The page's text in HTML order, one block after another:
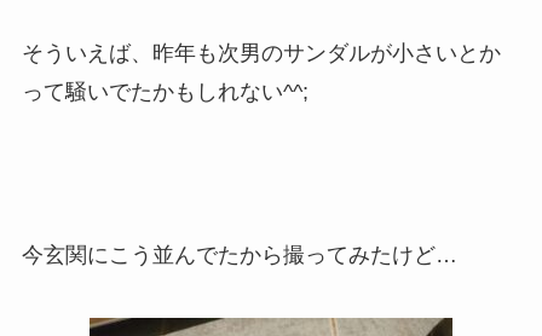
そういえば、昨年も次男のサンダルが小さいとか
って騒いでたかもしれない^^;
今玄関にこう並んでたから撮ってみたけど…